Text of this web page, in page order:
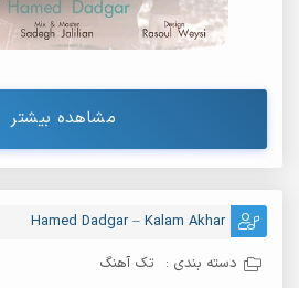
مشاهده بیشتر
Hamed Dadgar – Kalam Akhar
دسته بندی : تک آهنگ